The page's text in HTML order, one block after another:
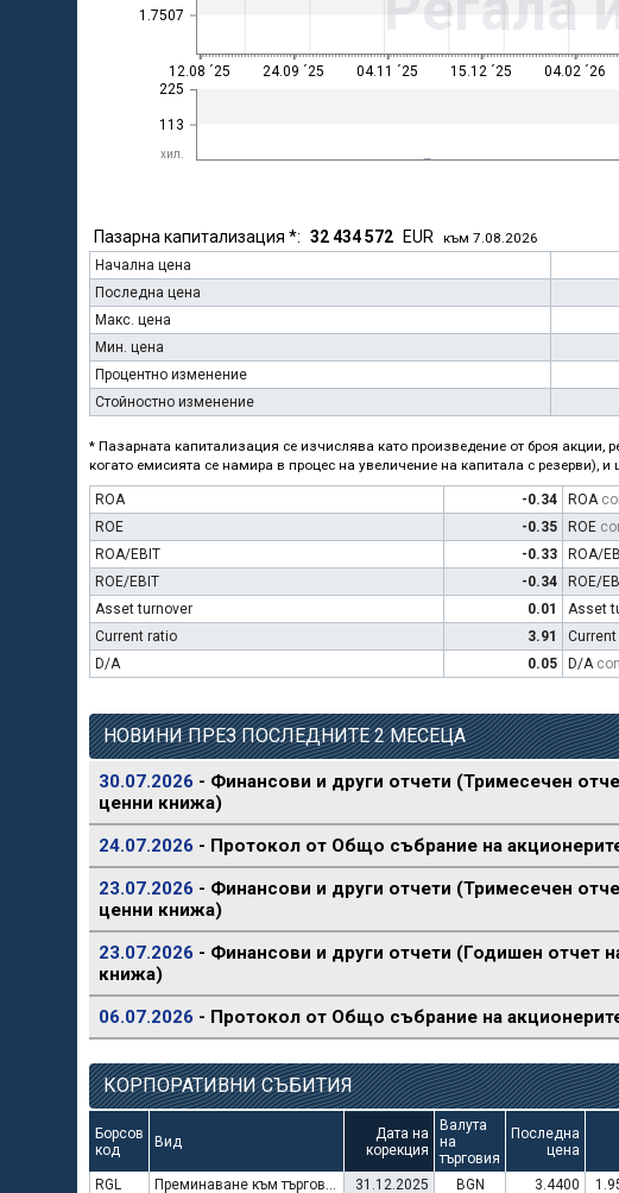
1.7507
хил.
113
225
12.08 ´25 24.09 ´25 04.11 ´25 15.12 ´25 04.02 ´26
Пазарна капитализация *: 32 434 572 EUR към 7.08.2026
Начална цена
Последна цена
Макс. цена
Мин. цена
Процентно изменение
Стойностно изменение
* Пазарната капитализация се изчислява като произведение от броя акции,
когато емисията се намира в процес на увеличение на капитала с резерви), и
ROA -0.34 ROA
ROE
-0.35 ROE
ROA/EBIT
-0.33 ROA/
ROE/EBIT
-0.34 ROE/
Asset turnover
0.01 Asset
Current ratio
3.91
D/A
0.05 D/A
НОВИНИ ПРЕЗ ПОСЛЕДНИТЕ 2 МЕСЕЦА
30.07.2026 - Финансови и други отчети (Тримесечен
ценни книжа)
24.07.2026 - Протокол от Общо събрание на
23.07.2026 - Финансови и други отчети (Тримесечен
ценни книжа)
23.07.2026 - Финансови и други отчети (Годишен отчет
книжа)
06.07.2026 - Протокол от Общо събрание на
КОРПОРАТИВНИ СЪБИТИЯ
Борсов
код
Вид
Дата на
корекция
Валута
на
търговия
Последна
цена
RGL
Преминаване към търговия в Евро 31.12.2025 BGN 3.4400